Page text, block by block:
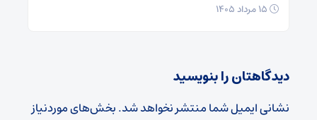
دیدگاهتان را بنویسید
نشانی ایمیل شما منتشر نخواهد شد.بخش‌های موردنیاز